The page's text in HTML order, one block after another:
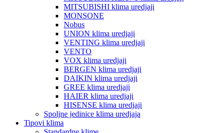
MITSUBISHI klima uredjaji
MONSONE
Nobus
UNION klima uredjaji
VENTING klima uredjaji
VENTO
VOX klima uredjaji
BERGEN klima uredjaji
DAIKIN klima uredjaji
GREE klima uredjaji
HAIER klima uredjaji
HISENSE klima uredjaji
Spoljne jedinice klima uredjaja
Tipovi klima